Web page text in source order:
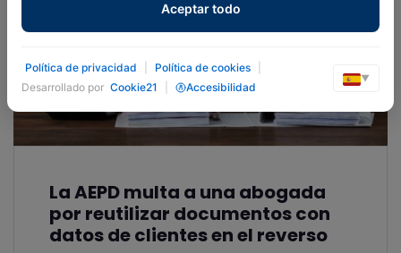
La AEPD multa a una abogada
por reutilizar documentos con
datos de clientes en el reverso
Aceptar todo
Política de privacidad Política de cookies
Desarrollado por Cookie21 Accesibilidad
▼